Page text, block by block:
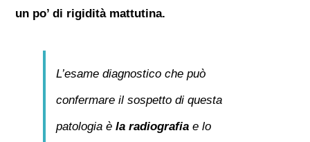
un po’ di rigidità mattutina.
L’esame diagnostico che può
confermare il sospetto di questa
patologia è la radiografia e lo